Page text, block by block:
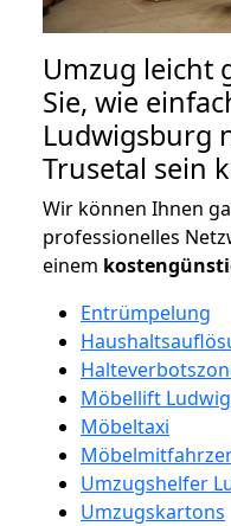
Umzug leicht
Sie, wie
Ludwigsburg
Trusetal sein
Wir können Ihnen
professionelles
einem
Entrümpelung
Möbellift
Möbeltaxi
Umzugshelfer
Umzugskartons